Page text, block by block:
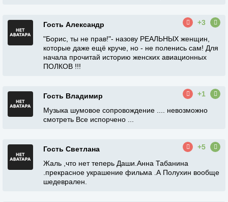
Гость Александр
+3
"Борис, ты не прав!"- назову РЕАЛЬНЫХ женщин,
которые даже ещё круче, но - не поленись сам! Для
начала прочитай историю женских авиационных
ПОЛКОВ !!!
Гость Владимир
+1
Музыка шумовое сопровождение .... невозможно
смотреть Все испорчено ...
Гость Светлана
+5
Жаль ,что нет теперь Даши.Анна Табанина
.прекрасное украшение фильма .А Полухин вообще
шедеврален.